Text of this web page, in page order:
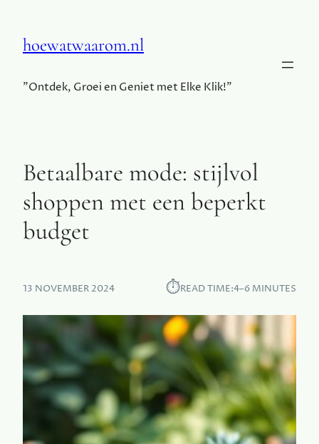
hoewatwaarom.nl
"Ontdek, Groei en Geniet met Elke Klik!"
Betaalbare mode: stijlvol
shoppen met een beperkt
budget
13 NOVEMBER 2024 ⏱︎READ TIME:4–6 MINUTES